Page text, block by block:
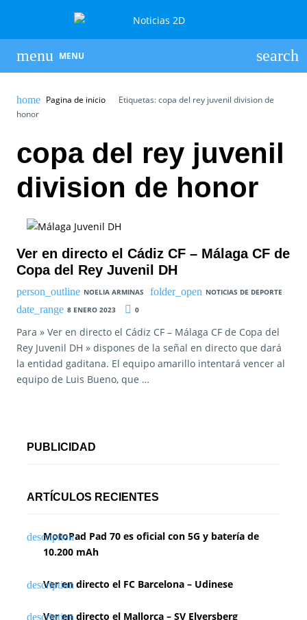
MENU
Pagina de inicio
Etiquetas: copa del rey juvenil division de
honor
copa del rey juvenil
division de honor
Ver en directo el Cádiz CF – Málaga CF de
Copa del Rey Juvenil DH
NOELIA ARMINAS
NOTICIAS DE DEPORTE
8 ENERO 2023
0
Para » Ver en directo el Cádiz CF – Málaga CF de Copa del
Rey Juvenil DH » dispones de la señal en directo que dará
la entidad gaditana. El equipo amarillo intentará vencer al
equipo de Luis Bueno, que …
PUBLICIDAD
ARTÍCULOS RECIENTES
MotoPad Pad 70 es oficial con 5G y batería de
10.200 mAh
Ver en directo el FC Barcelona – Udinese
Ver en directo el Mallorca – SV Elversberg